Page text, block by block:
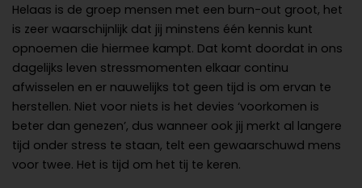
Helaas is de groep mensen met een burn-out groot, het
is zeer waarschijnlijk dat jij minstens één kennis kunt
opnoemen die hiermee kampt. Dat komt doordat in ons
dagelijks leven stressmomenten elkaar continu
afwisselen en er nauwelijks tot geen tijd is om ervan te
herstellen. Niet voor niets is het devies ‘voorkomen is
beter dan genezen’, dus wanneer ook jij merkt al langere
tijd onder stress te staan, telt een gewaarschuwd mens
voor twee. Het is tijd om het tij te keren.